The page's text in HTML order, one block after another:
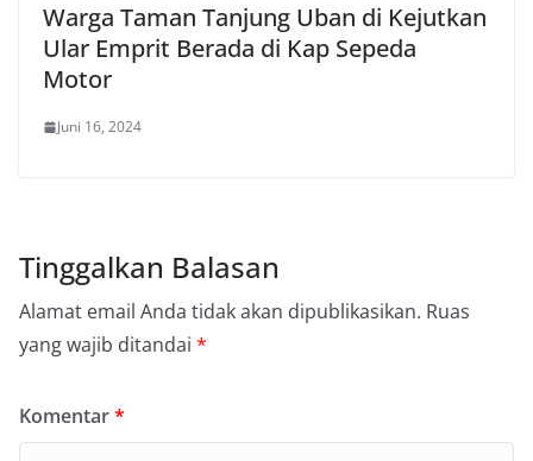
Warga Taman Tanjung Uban di Kejutkan
Ular Emprit Berada di Kap Sepeda
Motor
Juni 16, 2024
Tinggalkan Balasan
Alamat email Anda tidak akan dipublikasikan. Ruas
yang wajib ditandai *
Komentar*